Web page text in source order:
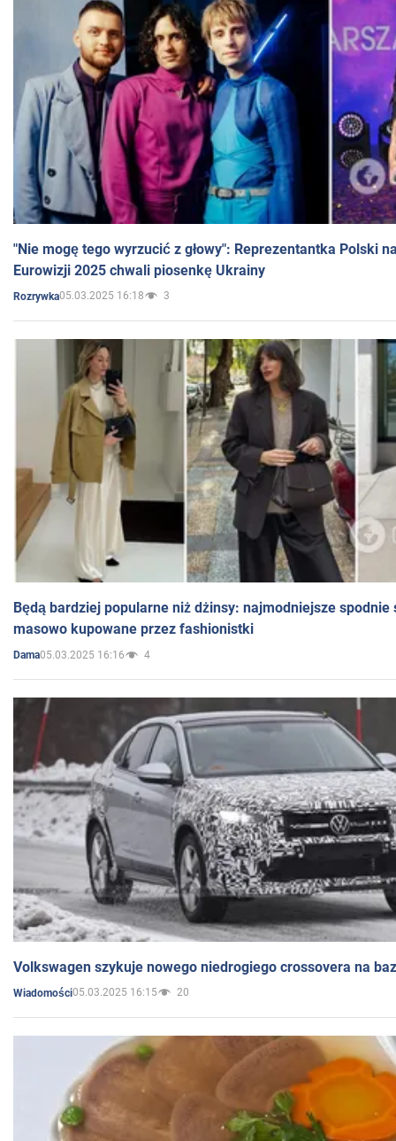
"Nie mogę tego wyrzucić z głowy": Reprezentantka Polski
Eurowizji 2025 chwali piosenkę Ukrainy
Rozrywka05.03.2025 16:18 3
Będą bardziej popularne niż dżinsy: najmodniejsze spodnie
masowo kupowane przez fashionistki
Dama05.03.2025 16:16 4
Volkswagen szykuje nowego niedrogiego crossovera na
Wiadomości05.03.2025 16:15 20